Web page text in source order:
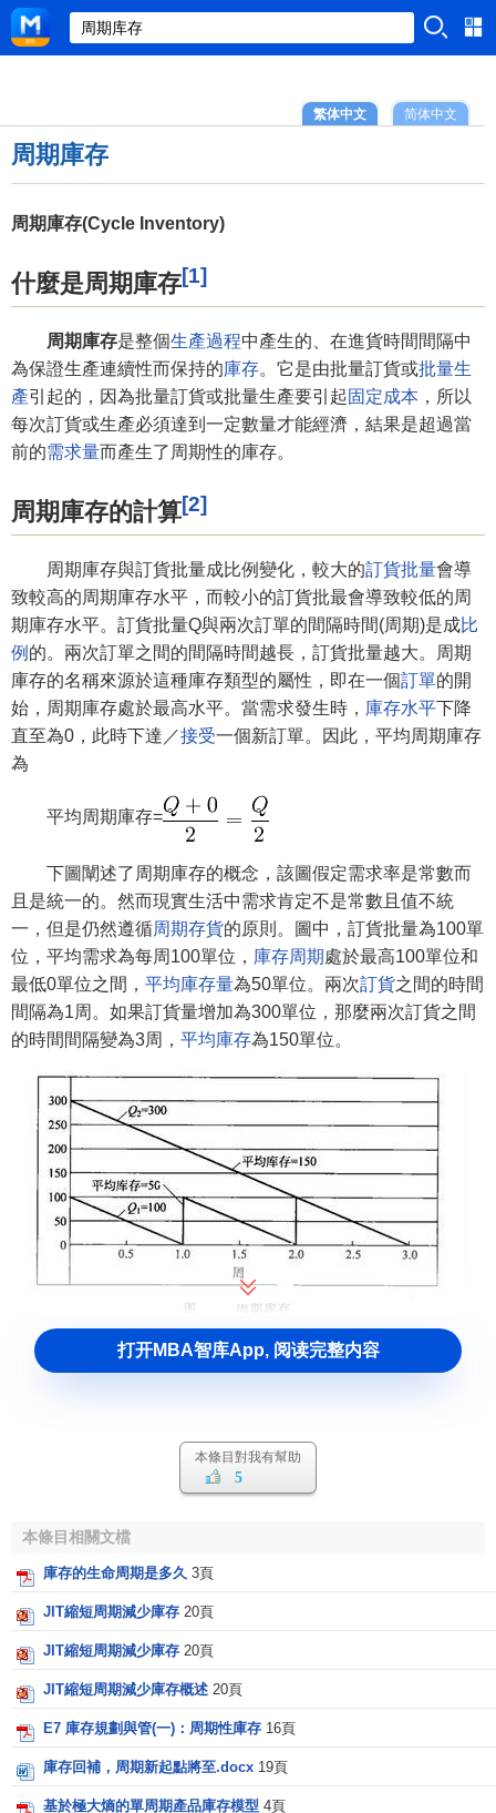
简体中文
繁体中文
周期庫存
周期庫存(Cycle Inventory)
什麼是周期庫存[1]
周期庫存是整個生產過程中產生的、在進貨時間間隔中
為保證生產連續性而保持的庫存。它是由批量訂貨或批量生
產引起的，因為批量訂貨或批量生產要引起固定成本 ，所以
每次訂貨或生產必須達到一定數量才能經濟，結果是超過當
前的需求量而產生了周期性的庫存。
周期庫存的計算[2]
周期庫存與訂貨批量成比例變化，較大的訂貨批量會導
致較高的周期庫存水平，而較小的訂貨批最會導致較低的周
期庫存水平。訂貨批量Q與兩次訂單的間隔時間(周期)是成比
例 的。兩次訂單之間的間隔時間越長，訂貨批量越大。周期
庫存的名稱來源於這種庫存類型的屬性，即在一個訂單的開
始，周期庫存處於最高水平。當需求發生時， 庫存水平下降
直至為0，此時下達／接受一個新訂單。因此，平均周期庫存
為
平均周期庫存=
下圖闡述了周期庫存的概念，該圖假定需求率是常數而
且是統一的。然而現實生活中需求肯定不是常數且值不統
一，但是仍然遵循周期存貨的原則。圖中，訂貨批量為100單
位，平均需求為每周100單位， 庫存周期 處於最高100單位和
最低0單位之間， 平均庫存量為50單位。兩次訂貨之間的時間
間隔為1周。如果訂貨量增加為300單位，那麼兩次訂貨之間
的時間間隔變為3周， 平均庫存為150單位。
參考文獻
↑（美）博耶著；徐剛譯.運營與供應鏈管理 理論與實
踐.清華大學出版社,2010
打开MBA智库App, 阅读完整内容
本條目對我有幫助
5
本條目相關文檔
庫存的生命周期是多久 3頁
JIT縮短周期減少庫存 20頁
JIT縮短周期減少庫存 20頁
JIT縮短周期減少庫存概述 20頁
E7 庫存規劃與管(一)：周期性庫存 16頁
庫存回補，周期新起點將至.docx 19頁
基於極大熵的單周期產品庫存模型 4頁